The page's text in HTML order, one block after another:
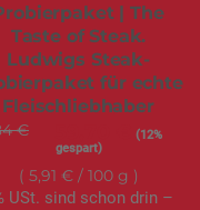
| The
Taste of Steak.
Ludwigs Steak-
für echte
Fleischliebhaber
€ Sonderangebot(12%
gespart)
5,91 €/ 100 g
USt. sind schon drin –